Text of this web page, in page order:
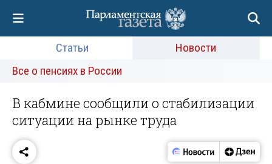
Статьи
Новости
Все о пенсиях в России
В кабмине сообщили о стабилизации
ситуации на рынке труда